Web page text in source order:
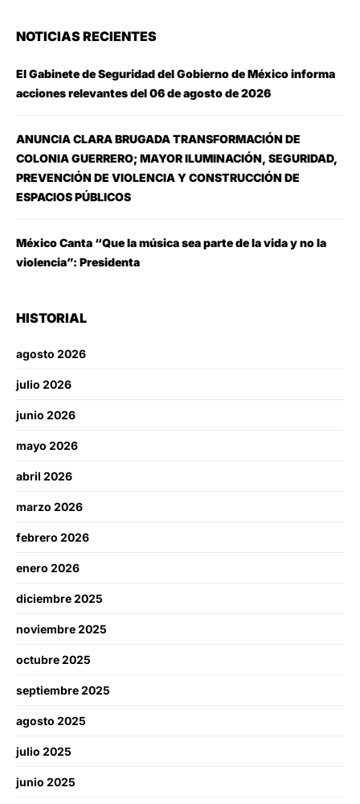
NOTICIAS RECIENTES
El Gabinete de Seguridad del Gobierno de México informa
acciones relevantes del 06 de agosto de 2026
ANUNCIA CLARA BRUGADA TRANSFORMACIÓN DE
COLONIA GUERRERO; MAYOR ILUMINACIÓN, SEGURIDAD,
PREVENCIÓN DE VIOLENCIA Y CONSTRUCCIÓN DE
ESPACIOS PÚBLICOS
México Canta “Que la música sea parte de la vida y no la
violencia”: Presidenta
HISTORIAL
agosto 2026
julio 2026
junio 2026
mayo 2026
abril 2026
marzo 2026
febrero 2026
enero 2026
diciembre 2025
noviembre 2025
octubre 2025
septiembre 2025
agosto 2025
julio 2025
junio 2025